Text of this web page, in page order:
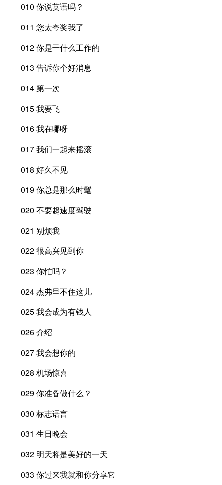
010 你说英语吗？
011 您太夸奖我了
012 你是干什么工作的
013 告诉你个好消息
014 第一次
015 我要飞
016 我在哪呀
017 我们一起来摇滚
018 好久不见
019 你总是那么时髦
020 不要超速度驾驶
021 别烦我
022 很高兴见到你
023 你忙吗？
024 杰弗里不住这儿
025 我会成为有钱人
026 介绍
027 我会想你的
028 机场惊喜
029 你准备做什么？
030 标志语言
031 生日晚会
032 明天将是美好的一天
033 你过来我就和你分享它